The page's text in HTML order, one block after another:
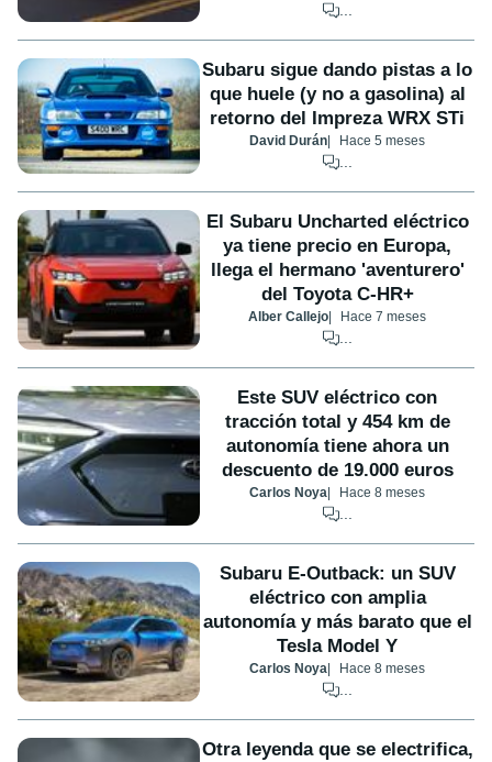
...
Subaru sigue dando pistas a lo
que huele (y no a gasolina) al
retorno del Impreza WRX STi
David Durán Hace 5 meses
...
El Subaru Uncharted eléctrico
ya tiene precio en Europa,
llega el hermano 'aventurero'
del Toyota C-HR+
Alber Callejo Hace 7 meses
...
Este SUV eléctrico con
tracción total y 454 km de
autonomía tiene ahora un
descuento de 19.000 euros
Carlos Noya Hace 8 meses
...
Subaru E-Outback: un SUV
eléctrico con amplia
autonomía y más barato que el
Tesla Model Y
Carlos Noya Hace 8 meses
...
Otra leyenda que se electrifica,